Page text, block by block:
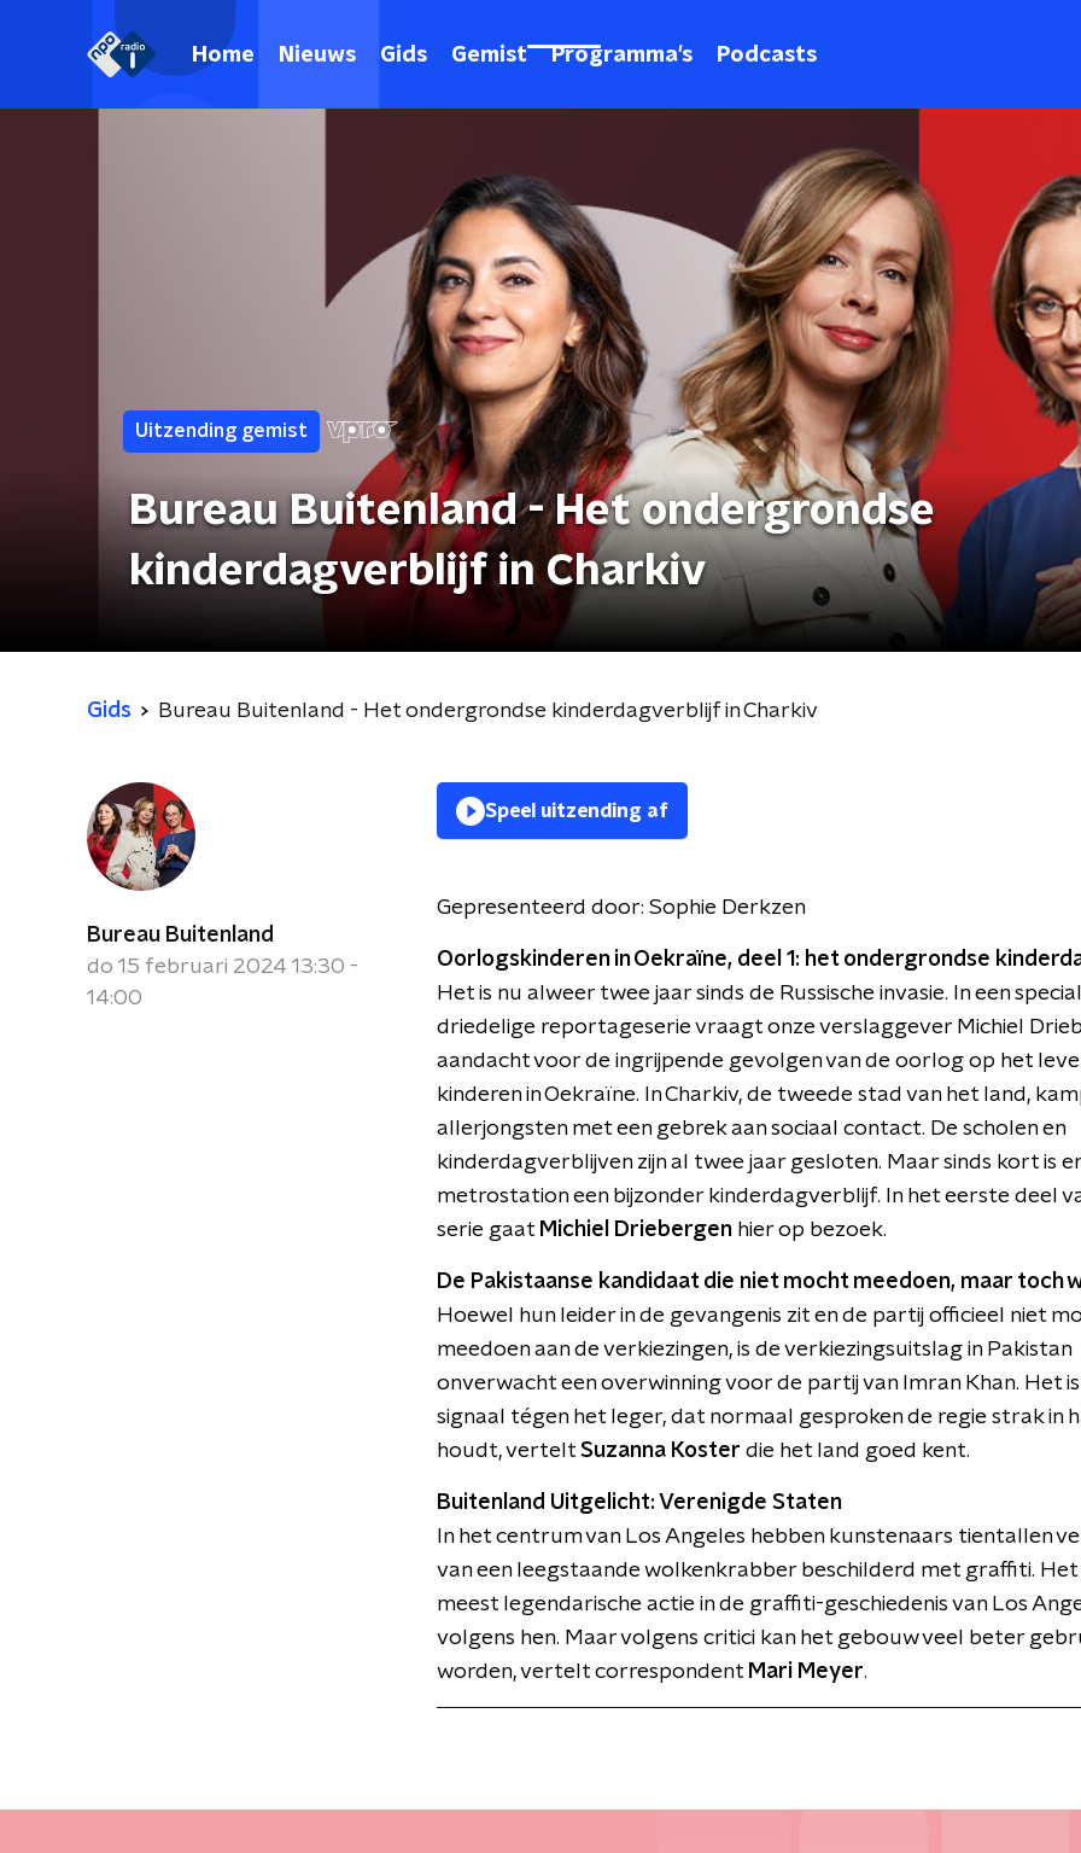
Home Nieuws Gids Gemist Programma's Podcasts
Uitzending gemist
Bureau Buitenland - Het ondergrondse
kinderdagverblijf in Charkiv
Gids Bureau Buitenland - Het ondergrondse kinderdagverblijf in Charkiv
Bureau Buitenland
do 15 februari 2024 13:30 -
14:00
Speel uitzending af
Gepresenteerd door: Sophie Derkzen
Oorlogskinderen in Oekraïne, deel 1: het ondergrondse
Het is nu alweer twee jaar sinds de Russische invasie. In een
driedelige reportageserie vraagt onze verslaggever Michiel
aandacht voor de ingrijpende gevolgen van de oorlog op het
kinderen in Oekraïne. In Charkiv, de tweede stad van het land,
allerjongsten met een gebrek aan sociaal contact. De scholen en
kinderdagverblijven zijn al twee jaar gesloten. Maar sinds kort is
metrostation een bijzonder kinderdagverblijf. In het eerste deel
serie gaat Michiel Driebergen hier op bezoek.
De Pakistaanse kandidaat die niet mocht meedoen, maar toch
Hoewel hun leider in de gevangenis zit en de partij officieel niet
meedoen aan de verkiezingen, is de verkiezingsuitslag in Pakistan
onverwacht een overwinning voor de partij van Imran Khan. Het
signaal tégen het leger, dat normaal gesproken de regie strak in
houdt, vertelt Suzanna Koster die het land goed kent.
Buitenland Uitgelicht: Verenigde Staten
In het centrum van Los Angeles hebben kunstenaars tientallen
van een leegstaande wolkenkrabber beschilderd met graffiti. Het
meest legendarische actie in de graffiti-geschiedenis van Los
volgens hen. Maar volgens critici kan het gebouw veel beter
worden, vertelt correspondent Mari Meyer.